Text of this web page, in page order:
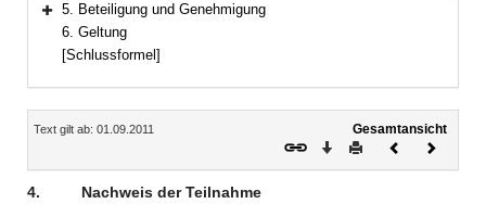
Bereich erweitern
5. Beteiligung und Genehmigung
6. Geltung
[Schlussformel]
Inhalt
Text gilt ab: 01.09.2011
Gesamtansicht
Download
DruckenVorheriges
4. Nachweis der Teilnahme